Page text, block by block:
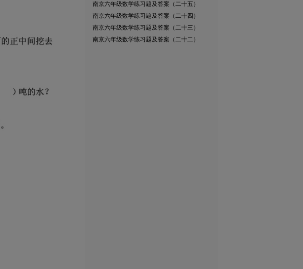
南京六年级数学练习题及答案（二十五）
南京六年级数学练习题及答案（二十四）
南京六年级数学练习题及答案（二十三）
南京六年级数学练习题及答案（二十二）